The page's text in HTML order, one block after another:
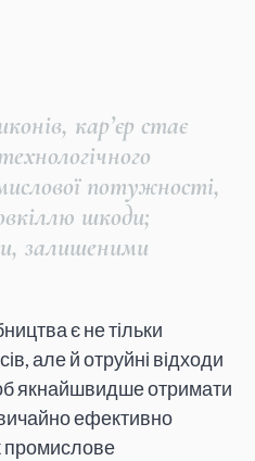
кар’єр стає
потужності,
шкоди;
залишеними
є не тільки
але й отруйні відходи
якнайшвидше отримати
ефективно
промислове